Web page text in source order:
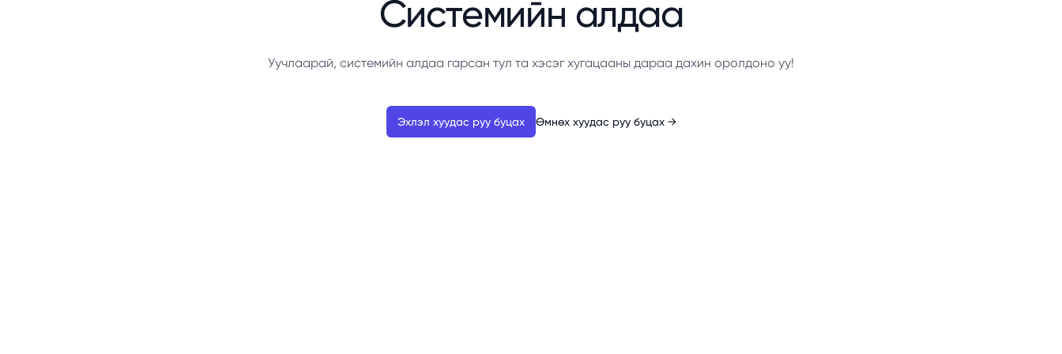
Системийн алдаа
Уучлаарай, системийн алдаа гарсан тул та хэсэг хугацааны дараа дахин оролдоно уу!
Эхлэл хуудас руу буцах Өмнөх хуудас руу буцах →